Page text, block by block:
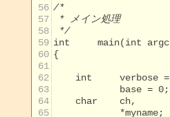
56
/*
57
* メイン処理
58
*/
59
60
{
61
62
63
64
65